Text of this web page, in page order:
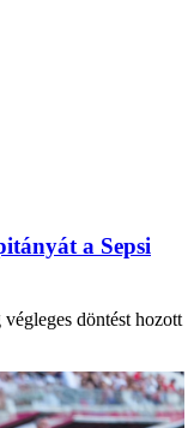
a Sepsi
döntést hozott